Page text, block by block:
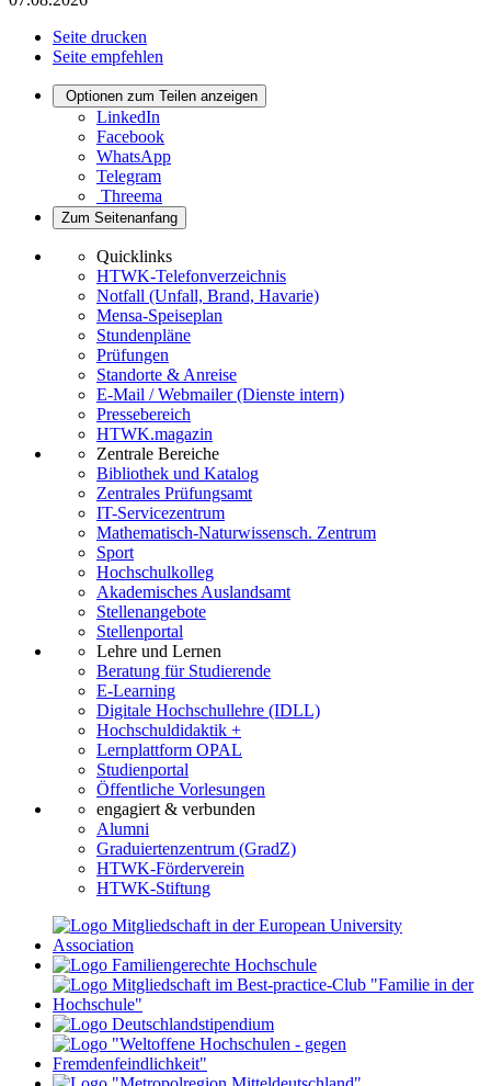
Seite drucken
Seite empfehlen
Optionen zum Teilen anzeigen
LinkedIn
Facebook
WhatsApp
Telegram
Threema
Zum Seitenanfang
Quicklinks
HTWK-Telefonverzeichnis
Notfall (Unfall, Brand, Havarie)
Mensa-Speiseplan
Stundenpläne
Prüfungen
Standorte & Anreise
E-Mail / Webmailer (Dienste intern)
Pressebereich
HTWK.magazin
Zentrale Bereiche
Bibliothek und Katalog
Zentrales Prüfungsamt
IT-Servicezentrum
Mathematisch-Naturwissensch. Zentrum
Sport
Hochschulkolleg
Akademisches Auslandsamt
Stellenangebote
Stellenportal
Lehre und Lernen
Beratung für Studierende
E-Learning
Digitale Hochschullehre (IDLL)
Hochschuldidaktik +
Lernplattform OPAL
Studienportal
Öffentliche Vorlesungen
engagiert & verbunden
Alumni
Graduiertenzentrum (GradZ)
HTWK-Förderverein
HTWK-Stiftung